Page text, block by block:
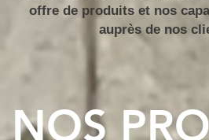
offre de produits et nos
auprès de nos
NOS